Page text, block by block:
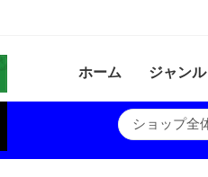
ホーム ジャンル